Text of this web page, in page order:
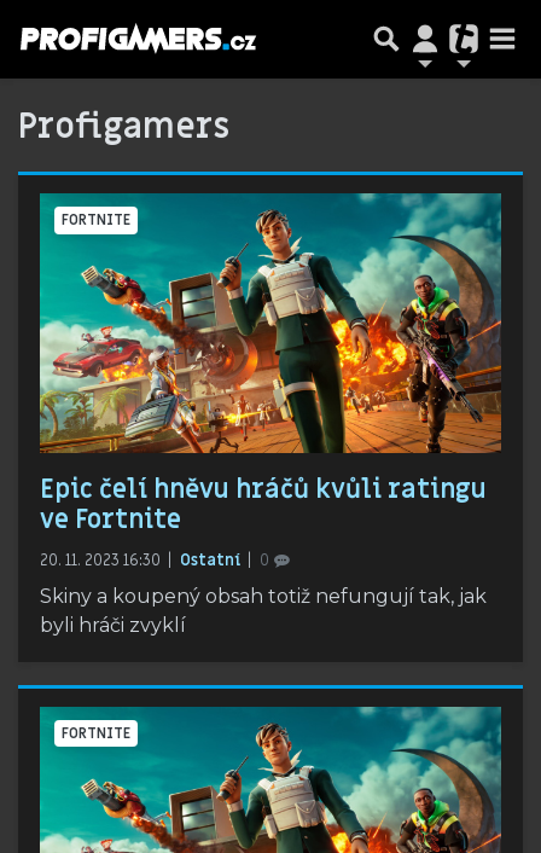
Profigamers
FORTNITE
Epic čelí hněvu hráčů kvůli ratingu
ve Fortnite
20. 11. 2023 16:30 Ostatní 0
Skiny a koupený obsah totiž nefungují tak, jak
byli hráči zvyklí
FORTNITE